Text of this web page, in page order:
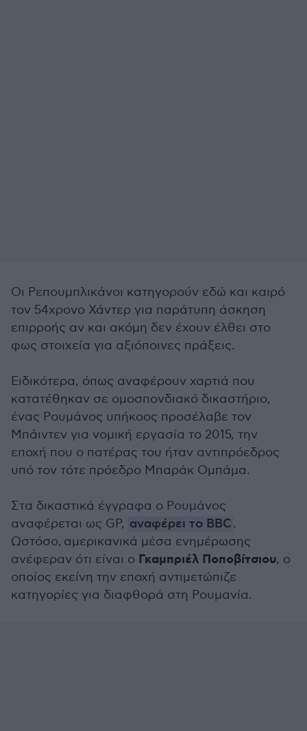
Οι Ρεπουμπλικάνοι κατηγορούν εδώ και καιρό
τον 54χρονο Χάντερ για παράτυπη άσκηση
επιρροής αν και ακόμη δεν έχουν έλθει στο
φως στοιχεία για αξιόποινες πράξεις.
Ειδικότερα, όπως αναφέρουν χαρτιά που
κατατέθηκαν σε ομοσπονδιακό δικαστήριο,
ένας Ρουμάνος υπήκοος προσέλαβε τον
Μπάιντεν για νομική εργασία το 2015, την
εποχή που ο πατέρας του ήταν αντιπρόεδρος
υπό τον τότε πρόεδρο Μπαράκ Ομπάμα.
Στα δικαστικά έγγραφα ο Ρουμάνος
αναφέρεται ως GP, αναφέρει το BBC.
Ωστόσο, αμερικανικά μέσα ενημέρωσης
ανέφεραν ότι είναι ο Γκαμπριέλ Ποποβίτσιου, ο
οποίος εκείνη την εποχή αντιμετώπιζε
κατηγορίες για διαφθορά στη Ρουμανία.